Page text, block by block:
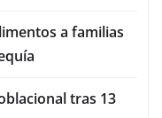
a familias
tras 13